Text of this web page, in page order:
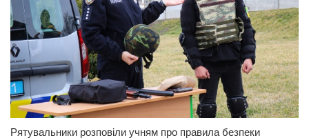
Рятувальники розповіли учням про правила безпеки